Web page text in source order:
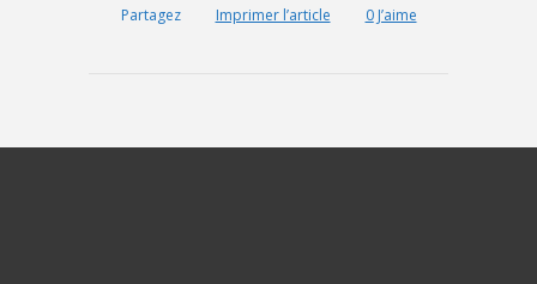
Partagez Imprimer l’article 0J’aime